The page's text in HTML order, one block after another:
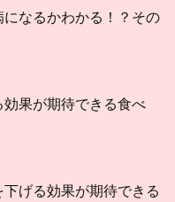
なるかわかる！？その
果が期待できる食べ
げる効果が期待できる